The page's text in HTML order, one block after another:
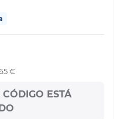
€
CÓDIGO ESTÁ